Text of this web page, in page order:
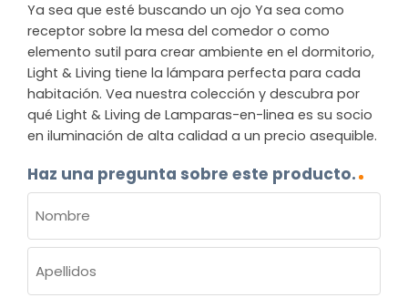
Ya sea que esté buscando un ojo Ya sea como
receptor sobre la mesa del comedor o como
elemento sutil para crear ambiente en el dormitorio,
Light & Living tiene la lámpara perfecta para cada
habitación. Vea nuestra colección y descubra por
qué Light & Living de Lamparas-en-linea es su socio
en iluminación de alta calidad a un precio asequible.
Haz una pregunta sobre este producto.
(OBLIGATORIO)
Nombre